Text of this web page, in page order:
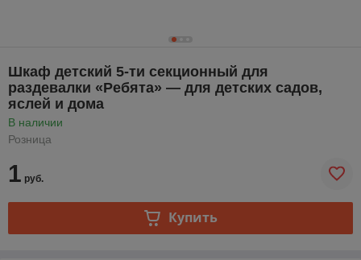
Шкаф детский 5-ти секционный для
раздевалки «Ребята» — для детских садов,
яслей и дома
В наличии
Розница
1 руб.
Купить